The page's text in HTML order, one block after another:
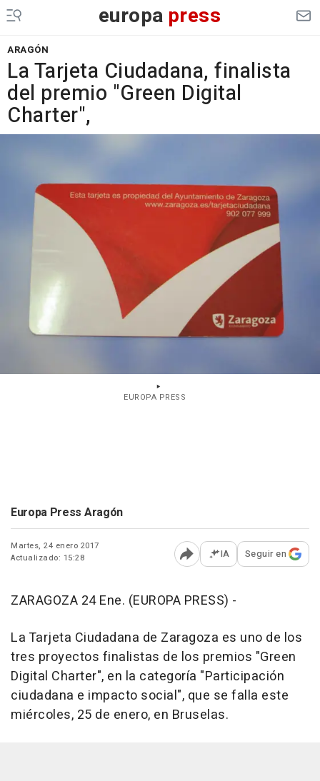
europa press
ARAGÓN
La Tarjeta Ciudadana, finalista
del premio "Green Digital
Charter",
EUROPA PRESS
Europa Press Aragón
Martes, 24 enero 2017
Actualizado: 15:28
Abrir opciones para
IA Seguir en
ZARAGOZA 24 Ene. (EUROPA PRESS) -
La Tarjeta Ciudadana de Zaragoza es uno de los
tres proyectos finalistas de los premios "Green
Digital Charter", en la categoría "Participación
ciudadana e impacto social", que se falla este
miércoles, 25 de enero, en Bruselas.